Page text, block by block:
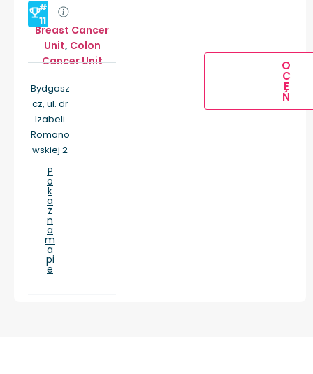
#
11
Breast Cancer
Unit, Colon
Cancer Unit
Bydgosz
cz, ul. dr
Izabeli
Romano
wskiej 2
P
o
k
a
ż
n
a
m
a
pi
e
O
C
E
Ń